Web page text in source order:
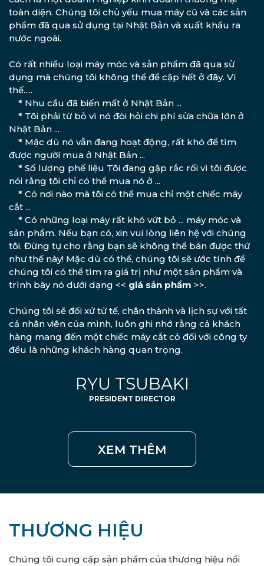
toàn diện. Chúng tôi chủ yếu mua máy cũ và các sản
phẩm đã qua sử dụng tại Nhật Bản và xuất khẩu ra
nước ngoài.
Có rất nhiều loại máy móc và sản phẩm đã qua sử
dụng mà chúng tôi không thể đề cập hết ở đây. Vì
thế.....
* Nhu cầu đã biến mất ở Nhật Bản ...
* Tôi phải từ bỏ vì nó đòi hỏi chi phí sửa chữa lớn ở
Nhật Bản ...
* Mặc dù nó vẫn đang hoạt động, rất khó để tìm
được người mua ở Nhật Bản ...
* Số lượng phế liệu Tôi đang gặp rắc rối vì tôi được
nói rằng tôi chỉ có thể mua nó ở ...
* Có nơi nào mà tôi có thể mua chỉ một chiếc máy
cắt ...
* Có những loại máy rất khó vứt bỏ ... máy móc và
sản phẩm. Nếu bạn có, xin vui lòng liên hệ với chúng
tôi. Đừng tự cho rằng bạn sẽ không thể bán được thứ
như thế này! Mặc dù có thể, chúng tôi sẽ ước tính để
chúng tôi có thể tìm ra giá trị như một sản phẩm và
trình bày nó dưới dạng << giá sản phẩm >>.
Chúng tôi sẽ đối xử tử tế, chân thành và lịch sự với tất
cả nhân viên của mình, luôn ghi nhớ rằng cả khách
hàng mang đến một chiếc máy cắt cỏ đối với công ty
đều là những khách hàng quan trọng.
RYU TSUBAKI
PRESIDENT DIRECTOR
XEM THÊM
THƯƠNG HIỆU
Chúng tôi cung cấp sản phẩm của thương hiệu nổi